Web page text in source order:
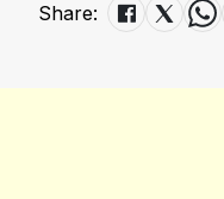
Share: